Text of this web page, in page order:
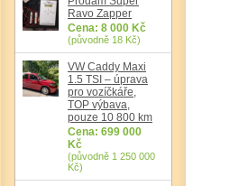
Ravo Zapper
Cena: 8 000 Kč
(původně 18 Kč)
VW Caddy Maxi
1.5 TSI – úprava
pro vozíčkáře,
TOP výbava,
pouze 10 800 km
Cena: 699 000
Kč
(původně 1 250 000
Kč)